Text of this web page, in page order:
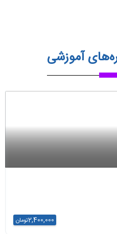
آموزشی
2,400,000تومان